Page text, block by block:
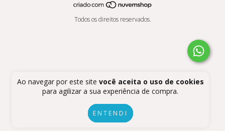
Ao navegar por este site você aceita o uso de cookies
para agilizar a sua experiência de compra.
ENTENDI
Todos os direitos reservados.